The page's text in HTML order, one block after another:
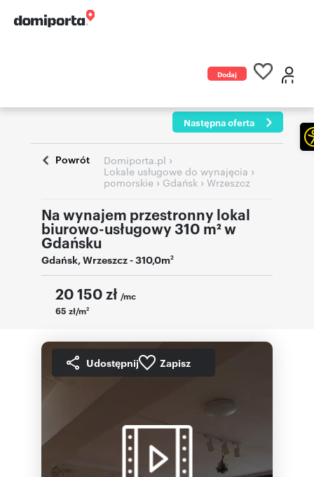
Dodaj
Następna oferta
Powrót Domiporta.pl ›
Lokale usługowe do wynajęcia ›
pomorskie ›Gdańsk › Wrzeszcz
Na wynajem przestronny lokal
biurowo-usługowy 310 m² w
Gdańsku
Gdańsk,Wrzeszcz- 310,0m2
20 150 zł /mc
65 zł/m2
Udostępnij Zapisz